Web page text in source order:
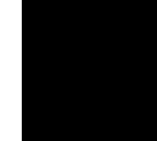
... alle